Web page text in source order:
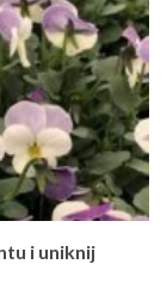
i uniknij